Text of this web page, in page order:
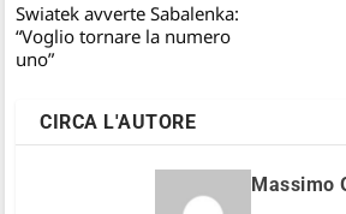
Swiatek avverte Sabalenka:
“Voglio tornare la numero
uno”
CIRCA L'AUTORE
Massimo